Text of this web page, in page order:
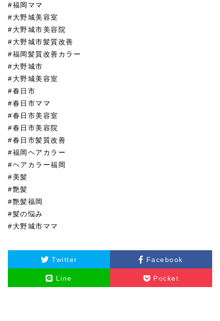
#福岡ママ
#大野城美容室
#大野城市美容院
#大野城市髪質改善
#福岡髪質改善カラー
#大野城市
#大野城美容室
#春日市
#春日市ママ
#春日市美容室
#春日市美容院
#春日市髪質改善
#福岡ヘアカラー
#ヘアカラー福岡
#美髪
#艶髪
#艶髪福岡
#髪の悩み
#大野城市ママ
Twitter Facebook
Line Pocket